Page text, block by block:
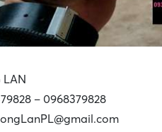
LAN
– 0968379828